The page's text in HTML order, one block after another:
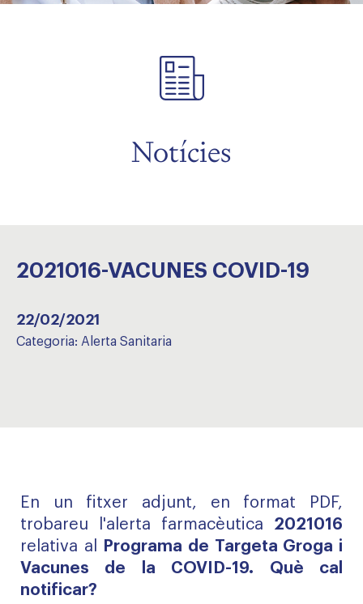
Notícies
2021016-VACUNES COVID-19
22/02/2021
Categoria: Alerta Sanitaria
En un fitxer adjunt, en format PDF,
trobareu l'alerta farmacèutica 2021016
relativa al
Programa de Targeta Groga i
Vacunes de la COVID-19. Què cal
notificar?